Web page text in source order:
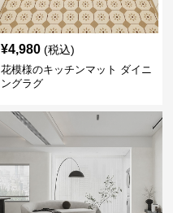
¥4,980 (税込)
花模様のキッチンマット ダイニ
ングラグ